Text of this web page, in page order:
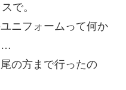
で。
ニフォームって何か
…
の方まで行ったの